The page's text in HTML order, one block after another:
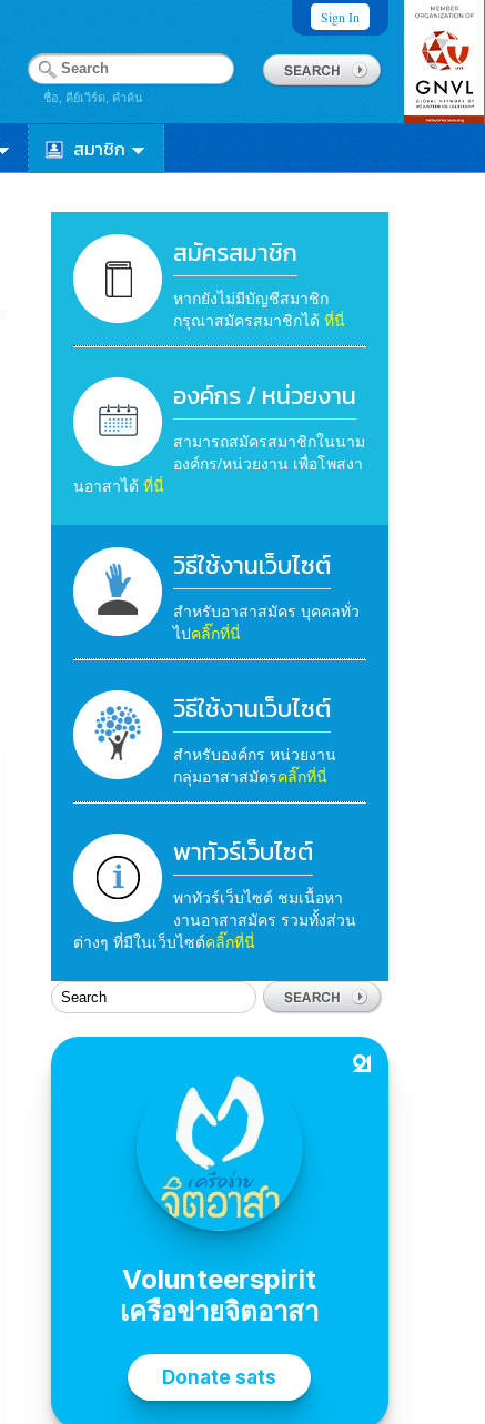
Sign In
ชื่อ, คีย์เวิร์ด, คำค้น
สมาชิก
สมัครสมาชิก
หากยังไม่มีบัญชีสมาชิก
กรุณาสมัครสมาชิกได้ ที่นี่
องค์กร / หน่วยงาน
สามารถสมัครสมาชิกในนาม
องค์กร/หน่วยงาน เพื่อโพสงา
นอาสาได้ ที่นี่
วิธีใช้งานเว็บไซต์
สำหรับอาสาสมัคร บุคคลทั่ว
ไปคลิ๊กที่นี่
วิธีใช้งานเว็บไซต์
สำหรับองค์กร หน่วยงาน
กลุ่มอาสาสมัครคลิ๊กที่นี่
พาทัวร์เว็บไซต์
พาทัวร์เว็บไซต์ ชมเนื้อหา
งานอาสาสมัคร รวมทั้งส่วน
ต่างๆ ที่มีในเว็บไซต์คลิ๊กที่นี่